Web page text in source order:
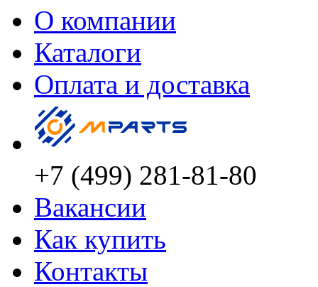
О компании
Каталоги
Оплата и доставка
+7 (499) 281-81-80
Вакансии
Как купить
Контакты